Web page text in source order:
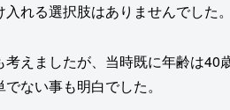
れる選択肢はありませんでした。
えましたが、当時既に年齢は
ない事も明白でした。